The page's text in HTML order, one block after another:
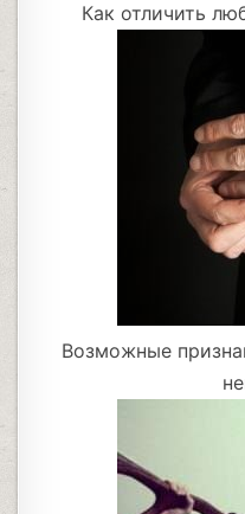
Как отличить
Возможные